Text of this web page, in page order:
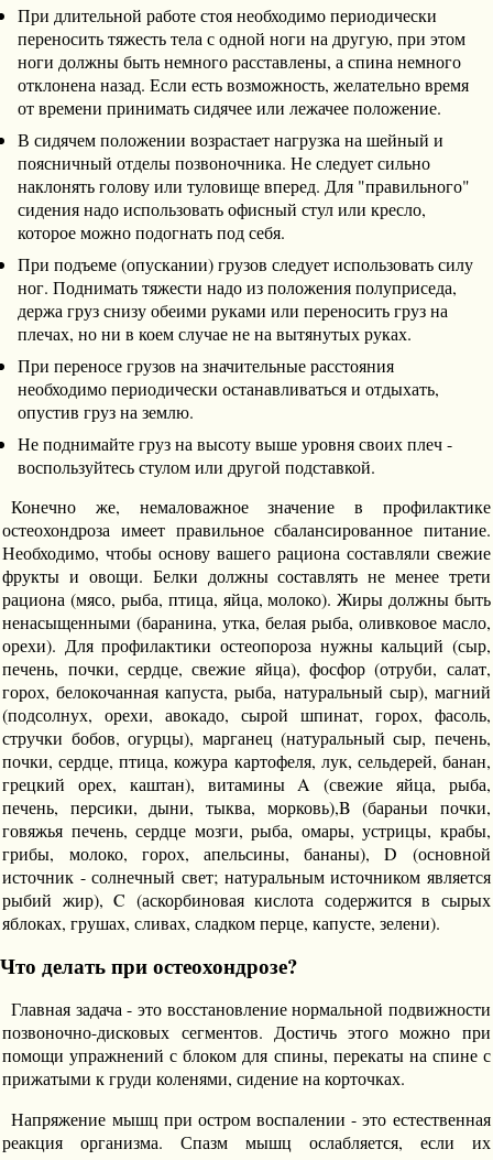
При длительной работе стоя необходимо периодически
переносить тяжесть тела с одной ноги на другую, при этом
ноги должны быть немного расставлены, а спина немного
отклонена назад. Если есть возможность, желательно время
от времени принимать сидячее или лежачее положение.
В сидячем положении возрастает нагрузка на шейный и
поясничный отделы позвоночника. Не следует сильно
наклонять голову или туловище вперед. Для "правильного"
сидения надо использовать офисный стул или кресло,
которое можно подогнать под себя.
При подъеме (опускании) грузов следует использовать силу
ног. Поднимать тяжести надо из положения полуприседа,
держа груз снизу обеими руками или переносить груз на
плечах, но ни в коем случае не на вытянутых руках.
При переносе грузов на значительные расстояния
необходимо периодически останавливаться и отдыхать,
опустив груз на землю.
Не поднимайте груз на высоту выше уровня своих плеч -
воспользуйтесь стулом или другой подставкой.
Конечно же, немаловажное значение в профилактике
остеохондроза имеет правильное сбалансированное питание.
Необходимо, чтобы основу вашего рациона составляли свежие
фрукты и овощи. Белки должны составлять не менее трети
рациона (мясо, рыба, птица, яйца, молоко). Жиры должны быть
ненасыщенными (баранина, утка, белая рыба, оливковое масло,
орехи). Для профилактики остеопороза нужны кальций (сыр,
печень, почки, сердце, свежие яйца), фосфор (отруби, салат,
горох, белокочанная капуста, рыба, натуральный сыр), магний
(подсолнух, орехи, авокадо, сырой шпинат, горох, фасоль,
стручки бобов, огурцы), марганец (натуральный сыр, печень,
почки, сердце, птица, кожура картофеля, лук, сельдерей, банан,
грецкий орех, каштан), витамины A (свежие яйца, рыба,
печень, персики, дыни, тыква, морковь),B (бараньи почки,
говяжья печень, сердце мозги, рыба, омары, устрицы, крабы,
грибы, молоко, горох, апельсины, бананы), D (основной
источник - солнечный свет; натуральным источником является
рыбий жир), C (аскорбиновая кислота содержится в сырых
яблоках, грушах, сливах, сладком перце, капусте, зелени).
Что делать при остеохондрозе?
Главная задача - это восстановление нормальной подвижности
позвоночно-дисковых сегментов. Достичь этого можно при
помощи упражнений с блоком для спины, перекаты на спине с
прижатыми к груди коленями, сидение на корточках.
Напряжение мышц при остром воспалении - это естественная
реакция организма. Спазм мышц ослабляется, если их